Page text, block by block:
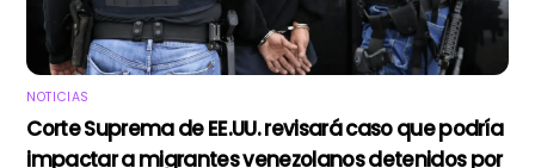
NOTICIAS
Corte Suprema de EE.UU. revisará caso que podría
impactar a migrantes venezolanos detenidos por